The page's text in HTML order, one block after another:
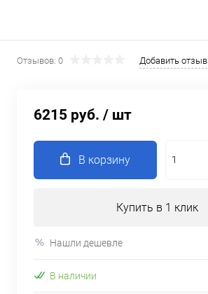
Отзывов: 0 Добавить отзыв
6215 руб. / шт
В корзину
Купить в 1 клик
Нашли дешевле
В наличии